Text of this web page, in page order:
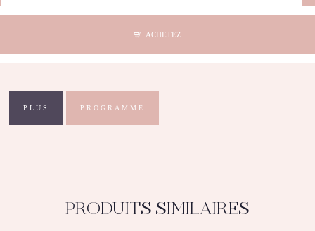
Stamping
ACHETEZ
PLUS PROGRAMME
PRODUITS SIMILAIRES